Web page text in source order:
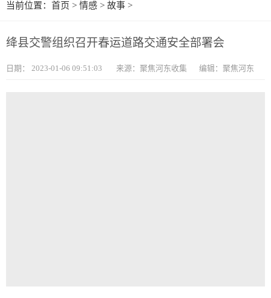
当前位置： 首页 > 情感 > 故事 >
绛县交警组织召开春运道路交通安全部署会
日期： 2023-01-06 09:51:03 来源：聚焦河东收集 编辑：聚焦河东